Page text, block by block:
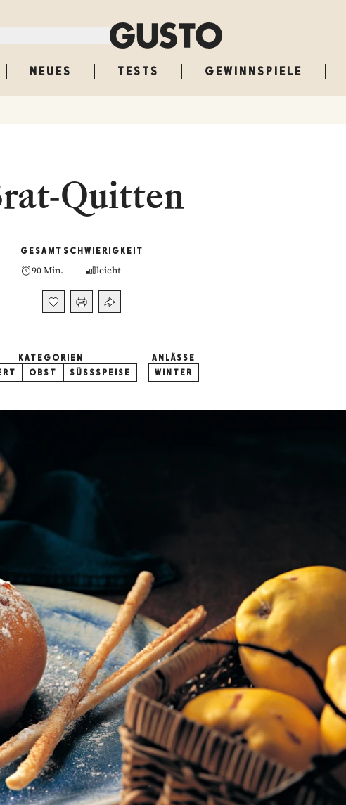
NEUES TESTS GEWINNSPIELE
Quitten
GESAMT
90 Min.
SCHWIERIGKEIT
leicht
KATEGORIEN
OBST SÜSSSPEISE
ANLÄSSE
WINTER